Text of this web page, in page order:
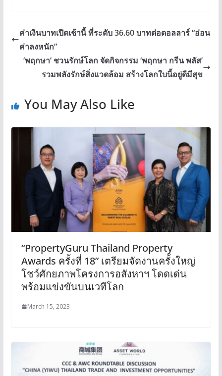
ค่าเงินบาทเปิดเช้านี้ ที่ระดับ 36.60 บาทต่อดอลลาร์ “อ่อน
ค่าลงหนัก”
‘พฤกษา’ ชวนรักษ์โลก จัดกิจกรรม ‘พฤกษา กรีน พลัส’
รวมพลังรักษ์สิ่งแวดล้อม สร้างโลกใบนี้อยู่ดีมีสุข
You May Also Like
“PropertyGuru Thailand Property
Awards ครั้งที่ 18” เตรียมจัดงานครั้งใหญ่
โชว์ศักยภาพโครงการอสังหาฯ โดดเด่น
พร้อมแข่งขันบนเวทีโลก
March 15, 2023